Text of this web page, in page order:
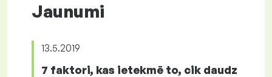
Jaunumi
13.5.2019
7 faktori, kas ietekmē to, cik daudz